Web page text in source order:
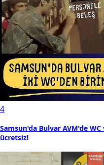
4
Samsun'da Bulvar AVM'de
ücretsiz!